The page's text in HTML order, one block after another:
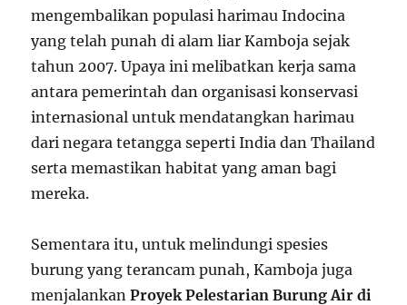
mengembalikan populasi harimau Indocina
yang telah punah di alam liar Kamboja sejak
tahun 2007. Upaya ini melibatkan kerja sama
antara pemerintah dan organisasi konservasi
internasional untuk mendatangkan harimau
dari negara tetangga seperti India dan Thailand
serta memastikan habitat yang aman bagi
mereka.
Sementara itu, untuk melindungi spesies
burung yang terancam punah, Kamboja juga
menjalankanProyek Pelestarian Burung Air di